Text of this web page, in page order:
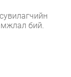
бий.